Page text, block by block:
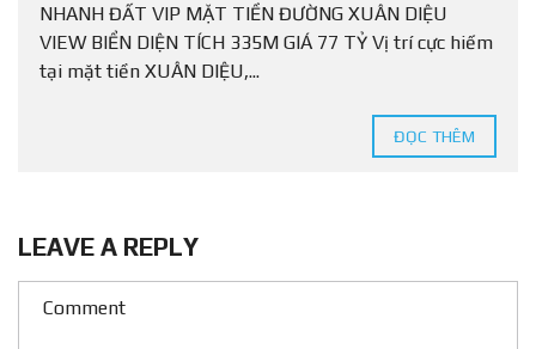
NHANH ĐẤT VIP MẶT TIỀN ĐƯỜNG XUÂN DIỆU
VIEW BIỂN DIỆN TÍCH 335M GIÁ 77 TỶ Vị trí cực hiếm
tại mặt tiền XUÂN DIỆU,...
ĐỌC THÊM
LEAVE A REPLY